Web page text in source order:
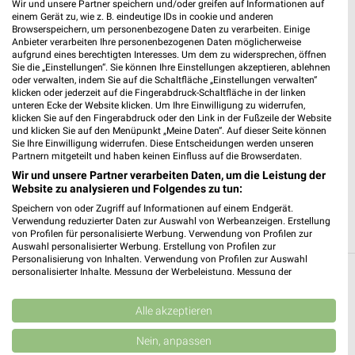
Alle PENNY Angebote immer griffbereit – mit der kostenlosen
weekli App für iOS & Android.
✔Standortgenaue Angebote
✔Folge deinem Lieblingshändler
✔Push-Benachrichtigungen bei neuen Prospekten
✔Einkaufsliste - Einkauf stressfrei planen
JETZT LADEN UND SPAREN!
und um Neustadt (Weinstraße)
Wir und unsere Partner speichern und/oder greifen auf Informationen auf
einem Gerät zu, wie z. B. eindeutige IDs in cookie und anderen
Browserspeichern, um personenbezogene Daten zu verarbeiten. Einige
Anbieter verarbeiten Ihre personenbezogenen Daten möglicherweise
aufgrund eines berechtigten Interesses. Um dem zu widersprechen, öffnen
Sie die „Einstellungen“. Sie können Ihre Einstellungen akzeptieren, ablehnen
oder verwalten, indem Sie auf die Schaltfläche „Einstellungen verwalten“
klicken oder jederzeit auf die Fingerabdruck-Schaltfläche in der linken
unteren Ecke der Website klicken. Um Ihre Einwilligung zu widerrufen,
klicken Sie auf den Fingerabdruck oder den Link in der Fußzeile der Website
und klicken Sie auf den Menüpunkt „Meine Daten“. Auf dieser Seite können
Sie Ihre Einwilligung widerrufen. Diese Entscheidungen werden unseren
Partnern mitgeteilt und haben keinen Einfluss auf die Browserdaten.
Wir und unsere Partner verarbeiten Daten, um die Leistung der
Website zu analysieren und Folgendes zu tun:
Speichern von oder Zugriff auf Informationen auf einem Endgerät.
Verwendung reduzierter Daten zur Auswahl von Werbeanzeigen. Erstellung
von Profilen für personalisierte Werbung. Verwendung von Profilen zur
Auswahl personalisierter Werbung. Erstellung von Profilen zur
Personalisierung von Inhalten. Verwendung von Profilen zur Auswahl
personalisierter Inhalte. Messung der Werbeleistung. Messung der
Kombinationen von Daten aus verschiedenen Quellen. Entwicklung und
Verbesserung der Angebote. Verwendung reduzierter Daten zur Auswahl
von Inhalten.
Daten können außerhalb der Europäischen Union weitergegeben und in die
USA gesendet werden.
Alle akzeptieren
Nein, anpassen